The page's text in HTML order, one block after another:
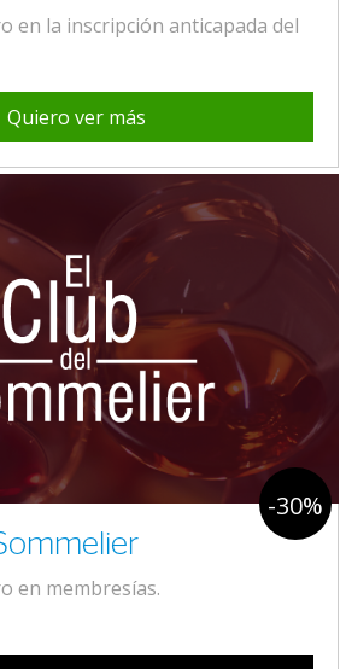
en la inscripción anticapada del
Quiero ver más
-30%
en membresías.